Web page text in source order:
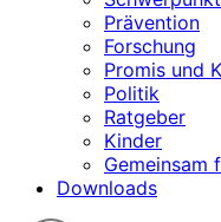
Prävention
Forschung
Promis und
Politik
Ratgeber
Kinder
Gemeinsam
Downloads